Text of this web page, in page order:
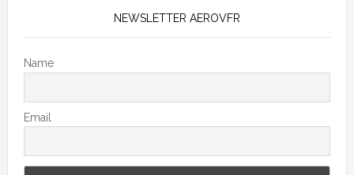
NEWSLETTER AEROVFR
Name
Email